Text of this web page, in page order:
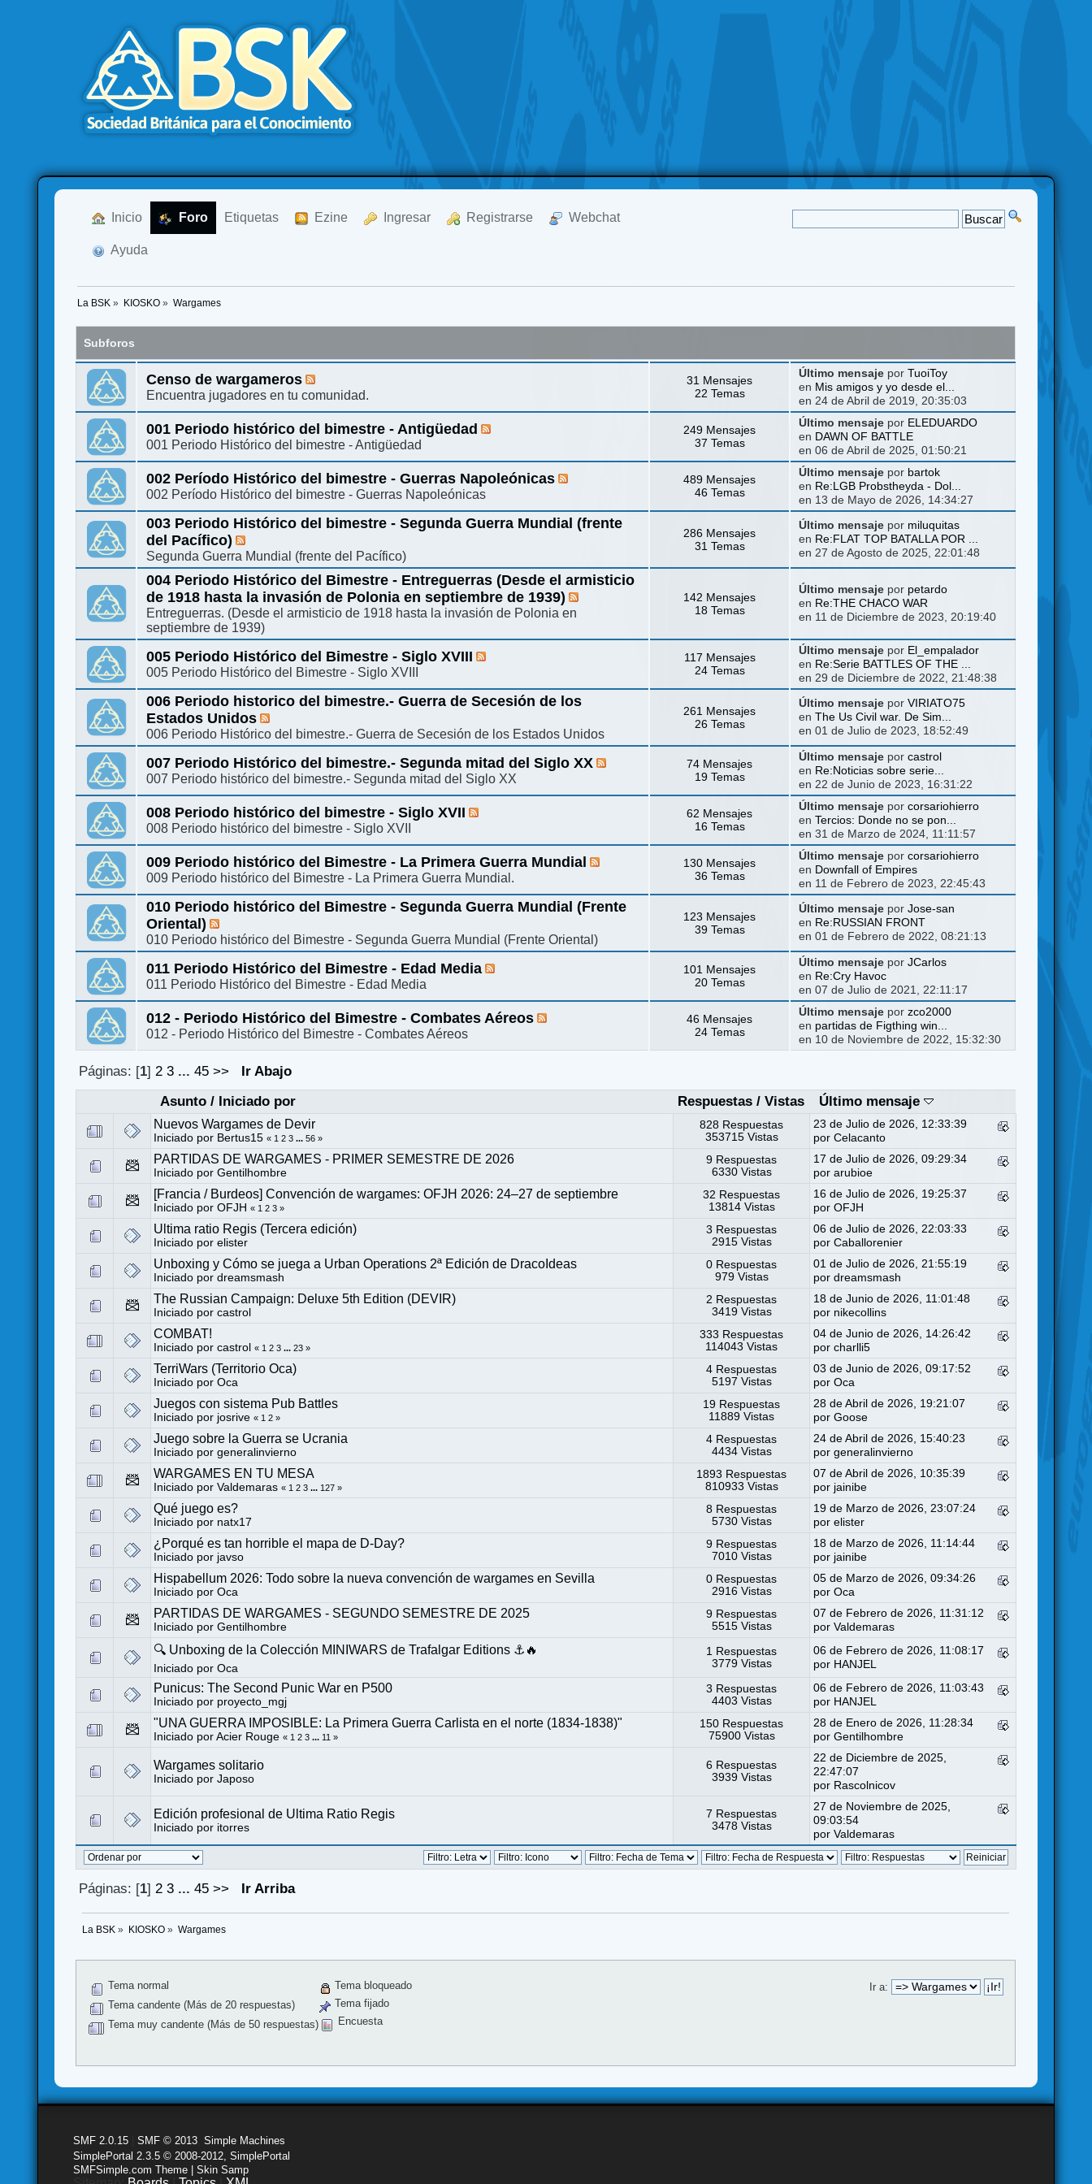
Inicio Foro Etiquetas Ezine Ingresar Registrarse Webchat
Ayuda
La BSK » KIOSKO» Wargames
Subforos
Censo de wargameros
Encuentra jugadores en tu comunidad.
31 Mensajes
22 Temas
Último mensajepor TuoiToy
en Mis amigos y yo desde el...
en 24 de Abril de 2019, 20:35:03
001 Periodo histórico del bimestre - Antigüedad
001 Periodo Histórico del bimestre - Antigüedad
249 Mensajes
37 Temas
Último mensajepor ELEDUARDO
en DAWN OF BATTLE
en 06 de Abril de 2025, 01:50:21
002 Período Histórico del bimestre - Guerras Napoleónicas
002 Período Histórico del bimestre - Guerras Napoleónicas
489 Mensajes
46 Temas
Último mensajepor bartok
en Re:LGB Probstheyda - Dol...
en 13 de Mayo de 2026, 14:34:27
003 Periodo Histórico del bimestre - Segunda Guerra Mundial (frente
del Pacífico)
Segunda Guerra Mundial (frente del Pacífico)
286 Mensajes
31 Temas
Último mensajepor miluquitas
en Re:FLAT TOP BATALLA POR ...
en 27 de Agosto de 2025, 22:01:48
004 Periodo Histórico del Bimestre - Entreguerras (Desde el armisticio
de 1918 hasta la invasión de Polonia en septiembre de 1939)
Entreguerras. (Desde el armisticio de 1918 hasta la invasión de Polonia en
septiembre de 1939)
142 Mensajes
18 Temas
Último mensajepor petardo
en Re:THE CHACO WAR
en 11 de Diciembre de 2023, 20:19:40
005 Periodo Histórico del Bimestre - Siglo XVIII
005 Periodo Histórico del Bimestre - Siglo XVIII
117 Mensajes
24 Temas
Último mensajepor El_empalador
en Re:Serie BATTLES OF THE ...
en 29 de Diciembre de 2022, 21:48:38
006 Periodo historico del bimestre.- Guerra de Secesión de los
Estados Unidos
006 Periodo Histórico del bimestre.- Guerra de Secesión de los Estados Unidos
261 Mensajes
26 Temas
Último mensajepor VIRIATO75
en The Us Civil war. De Sim...
en 01 de Julio de 2023, 18:52:49
007 Periodo Histórico del bimestre.- Segunda mitad del Siglo XX
007 Periodo histórico del bimestre.- Segunda mitad del Siglo XX
74 Mensajes
19 Temas
Último mensajepor castrol
en Re:Noticias sobre serie...
en 22 de Junio de 2023, 16:31:22
008 Periodo histórico del bimestre - Siglo XVII
008 Periodo histórico del bimestre - Siglo XVII
62 Mensajes
16 Temas
Último mensajepor corsariohierro
en Tercios: Donde no se pon...
en 31 de Marzo de 2024, 11:11:57
009 Periodo histórico del Bimestre - La Primera Guerra Mundial
009 Periodo histórico del Bimestre - La Primera Guerra Mundial.
130 Mensajes
36 Temas
Último mensajepor corsariohierro
en Downfall of Empires
en 11 de Febrero de 2023, 22:45:43
010 Periodo histórico del Bimestre - Segunda Guerra Mundial (Frente
Oriental)
010 Periodo histórico del Bimestre - Segunda Guerra Mundial (Frente Oriental)
123 Mensajes
39 Temas
Último mensajepor Jose-san
en Re:RUSSIAN FRONT
en 01 de Febrero de 2022, 08:21:13
011 Periodo Histórico del Bimestre - Edad Media
011 Periodo Histórico del Bimestre - Edad Media
101 Mensajes
20 Temas
Último mensajepor JCarlos
en Re:Cry Havoc
en 07 de Julio de 2021, 22:11:17
012 - Periodo Histórico del Bimestre - Combates Aéreos
012 - Periodo Histórico del Bimestre - Combates Aéreos
46 Mensajes
24 Temas
Último mensajepor zco2000
en partidas de Figthing win...
en 10 de Noviembre de 2022, 15:32:30
Páginas: [1] 2 3 ... 45 >>
Ir Abajo
Asunto/ Iniciado por Respuestas /Vistas Último mensaje
Nuevos Wargames de Devir
Iniciado por Bertus15 « 1 2 3 ...56 »
828 Respuestas
353715 Vistas
23 de Julio de 2026, 12:33:39
porCelacanto
PARTIDAS DE WARGAMES - PRIMER SEMESTRE DE 2026
Iniciado porGentilhombre
9 Respuestas
6330 Vistas
17 de Julio de 2026, 09:29:34
porarubioe
[Francia / Burdeos] Convención de wargames: OFJH 2026: 24–27 de septiembre
Iniciado porOFJH « 1 2 3 »
32 Respuestas
13814 Vistas
16 de Julio de 2026, 19:25:37
porOFJH
Ultima ratio Regis (Tercera edición)
Iniciado porelister
3 Respuestas
2915 Vistas
06 de Julio de 2026, 22:03:33
porCaballorenier
Unboxing y Cómo se juega a Urban Operations 2ª Edición de DracoIdeas
Iniciado pordreamsmash
0 Respuestas
979 Vistas
01 de Julio de 2026, 21:55:19
pordreamsmash
The Russian Campaign: Deluxe 5th Edition (DEVIR)
Iniciado porcastrol
2 Respuestas
3419 Vistas
18 de Junio de 2026, 11:01:48
por nikecollins
COMBAT!
Iniciado porcastrol « 1 2 3 ...23 »
333 Respuestas
114043 Vistas
04 de Junio de 2026, 14:26:42
porcharlli5
TerriWars (Territorio Oca)
Iniciado porOca
4 Respuestas
5197 Vistas
03 de Junio de 2026, 09:17:52
porOca
Juegos con sistema Pub Battles
Iniciado por josrive « 1 2 »
19 Respuestas
11889 Vistas
28 de Abril de 2026, 19:21:07
porGoose
Juego sobre la Guerra se Ucrania
Iniciado porgeneralinvierno
4 Respuestas
4434 Vistas
24 de Abril de 2026, 15:40:23
porgeneralinvierno
WARGAMES EN TU MESA
Iniciado porValdemaras « 1 2 3 ... 127 »
1893 Respuestas
810933 Vistas
07 de Abril de 2026, 10:35:39
por jainibe
Qué juego es?
Iniciado por natx17
8 Respuestas
5730 Vistas
19 de Marzo de 2026, 23:07:24
porelister
¿Porqué es tan horrible el mapa de D-Day?
Iniciado por javso
9 Respuestas
7010 Vistas
18 de Marzo de 2026, 11:14:44
por jainibe
Hispabellum 2026: Todo sobre la nueva convención de wargames en Sevilla
Iniciado porOca
0 Respuestas
2916 Vistas
05 de Marzo de 2026, 09:34:26
porOca
PARTIDAS DE WARGAMES - SEGUNDO SEMESTRE DE 2025
Iniciado porGentilhombre
9 Respuestas
5515 Vistas
07 de Febrero de 2026, 11:31:12
porValdemaras
🔍 Unboxing de la Colección MINIWARS de Trafalgar Editions ⚓️🔥
Iniciado porOca
1 Respuestas
3779 Vistas
06 de Febrero de 2026, 11:08:17
por HANJEL
Punicus: The Second Punic War en P500
Iniciado por proyecto_mgj
3 Respuestas
4403 Vistas
06 de Febrero de 2026, 11:03:43
por HANJEL
"UNA GUERRA IMPOSIBLE: La Primera Guerra Carlista en el norte (1834-1838)"
Iniciado porAcier Rouge « 1 2 3 ... 11 »
150 Respuestas
75900 Vistas
28 de Enero de 2026, 11:28:34
porGentilhombre
Wargames solitario
Iniciado porJaposo
6 Respuestas
3939 Vistas
22 de Diciembre de 2025,
22:47:07
por Rascolnicov
Edición profesional de Ultima Ratio Regis
Iniciado por itorres
7 Respuestas
3478 Vistas
27 de Noviembre de 2025,
09:03:54
porValdemaras
Páginas: [1] 2 3 ... 45 >> Ir Arriba
La BSK » KIOSKO» Wargames
Ir a:
Tema normal
Tema candente (Más de 20 respuestas)
Tema muy candente (Más de 50 respuestas)
Tema bloqueado
Tema fijado
Encuesta
SMF 2.0.15 |SMF © 2013 ,Simple Machines
SimplePortal 2.3.5 © 2008-2012, SimplePortal
SMFSimple.com Theme | Skin Samp